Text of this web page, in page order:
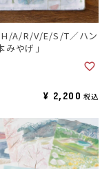
A/R/V/E/S/T／ハン
みやげ」
¥ 2,200 税込